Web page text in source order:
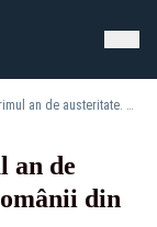
Harta salariilor după primul an de austeritate. Cât au pierdut românii din cauza inflației
an de
din